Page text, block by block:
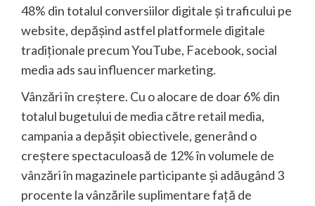
48% din totalul conversiilor digitale și traficului pe
website, depășind astfel platformele digitale
tradiționale precum YouTube, Facebook, social
media ads sau influencer marketing.
Vânzări în creștere. Cu o alocare de doar 6% din
totalul bugetului de media către retail media,
campania a depășit obiectivele, generând o
creștere spectaculoasă de 12% în volumele de
vânzări în magazinele participante și adăugând 3
procente la vânzările suplimentare față de